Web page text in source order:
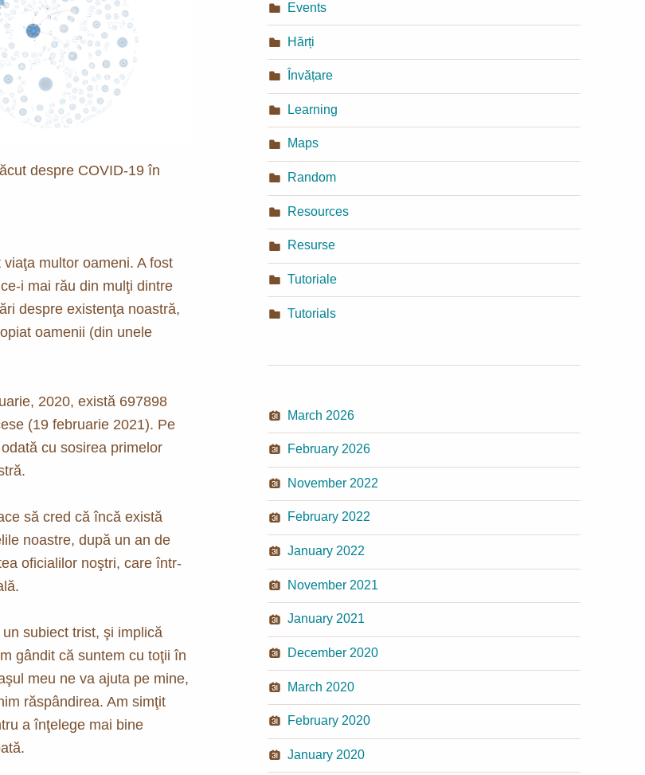
despre COVID-19 în
multor oameni. A fost
i mai rău din mulţi dintre
despre existenţa noastră,
oamenii (din unele
2020, există 697898
(19 februarie 2021). Pe
cu sosirea primelor
să cred că încă există
noastre, după un an de
oficialilor noştri, care într-
subiect trist, şi implică
gândit că suntem cu toţii în
meu ne va ajuta pe mine,
răspândirea. Am simţit
a înţelege mai bine
Events
Hărți
Învățare
Learning
Maps
Random
Resources
Resurse
Tutoriale
Tutorials
March 2026
February 2026
November 2022
February 2022
January 2022
November 2021
January 2021
December 2020
March 2020
February 2020
January 2020